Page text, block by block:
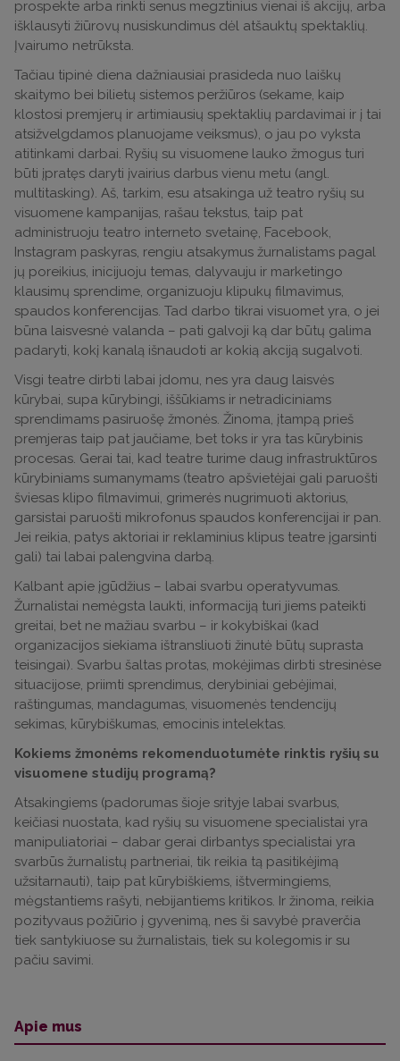
prospekte arba rinkti senus megztinius vienai iš akcijų, arba
išklausyti žiūrovų nusiskundimus dėl atšauktų spektaklių.
Įvairumo netrūksta.
Tačiau tipinė diena dažniausiai prasideda nuo laiškų
skaitymo bei bilietų sistemos peržiūros (sekame, kaip
klostosi premjerų ir artimiausių spektaklių pardavimai ir į tai
atsižvelgdamos planuojame veiksmus), o jau po vyksta
atitinkami darbai. Ryšių su visuomene lauko žmogus turi
būti įpratęs daryti įvairius darbus vienu metu (angl.
multitasking). Aš, tarkim, esu atsakinga už teatro ryšių su
visuomene kampanijas, rašau tekstus, taip pat
administruoju teatro interneto svetainę, Facebook,
Instagram paskyras, rengiu atsakymus žurnalistams pagal
jų poreikius, inicijuoju temas, dalyvauju ir marketingo
klausimų sprendime, organizuoju klipukų filmavimus,
spaudos konferencijas. Tad darbo tikrai visuomet yra, o jei
būna laisvesnė valanda – pati galvoji ką dar būtų galima
padaryti, kokį kanalą išnaudoti ar kokią akciją sugalvoti.
Visgi teatre dirbti labai įdomu, nes yra daug laisvės
kūrybai, supa kūrybingi, iššūkiams ir netradiciniams
sprendimams pasiruošę žmonės. Žinoma, įtampą prieš
premjeras taip pat jaučiame, bet toks ir yra tas kūrybinis
procesas. Gerai tai, kad teatre turime daug infrastruktūros
kūrybiniams sumanymams (teatro apšvietėjai gali paruošti
šviesas klipo filmavimui, grimerės nugrimuoti aktorius,
garsistai paruošti mikrofonus spaudos konferencijai ir pan.
Jei reikia, patys aktoriai ir reklaminius klipus teatre įgarsinti
gali) tai labai palengvina darbą.
Kalbant apie įgūdžius – labai svarbu operatyvumas.
Žurnalistai nemėgsta laukti, informaciją turi jiems pateikti
greitai, bet ne mažiau svarbu – ir kokybiškai (kad
organizacijos siekiama ištransliuoti žinutė būtų suprasta
teisingai). Svarbu šaltas protas, mokėjimas dirbti stresinėse
situacijose, priimti sprendimus, derybiniai gebėjimai,
raštingumas, mandagumas, visuomenės tendencijų
sekimas, kūrybiškumas, emocinis intelektas.
Kokiems žmonėms rekomenduotumėte rinktis ryšių su
visuomene studijų programą?
Atsakingiems (padorumas šioje srityje labai svarbus,
keičiasi nuostata, kad ryšių su visuomene specialistai yra
manipuliatoriai – dabar gerai dirbantys specialistai yra
svarbūs žurnalistų partneriai, tik reikia tą pasitikėjimą
užsitarnauti), taip pat kūrybiškiems, ištvermingiems,
mėgstantiems rašyti, nebijantiems kritikos. Ir žinoma, reikia
pozityvaus požiūrio į gyvenimą, nes ši savybė praverčia
tiek santykiuose su žurnalistais, tiek su kolegomis ir su
pačiu savimi.
Apie mus